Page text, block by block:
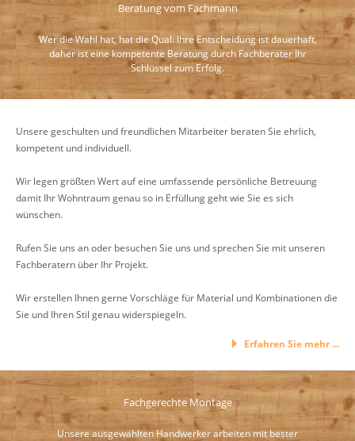
Beratung vom Fachmann
Wer die Wahl hat, hat die Qual. Ihre Entscheidung ist dauerhaft,
daher ist eine kompetente Beratung durch Fachberater Ihr
Schlüssel zum Erfolg.
Unsere geschulten und freundlichen Mitarbeiter beraten Sie ehrlich,
kompetent und individuell.
Wir legen größten Wert auf eine umfassende persönliche Betreuung
damit Ihr Wohntraum genau so in Erfüllung geht wie Sie es sich
wünschen.
Rufen Sie uns an oder besuchen Sie uns und sprechen Sie mit unseren
Fachberatern über Ihr Projekt.
Wir erstellen Ihnen gerne Vorschläge für Material und Kombinationen die
Sie und Ihren Stil genau widerspiegeln.
Erfahren Sie mehr ...
Fachgerechte Montage
Unsere ausgewählten Handwerker arbeiten mit bester